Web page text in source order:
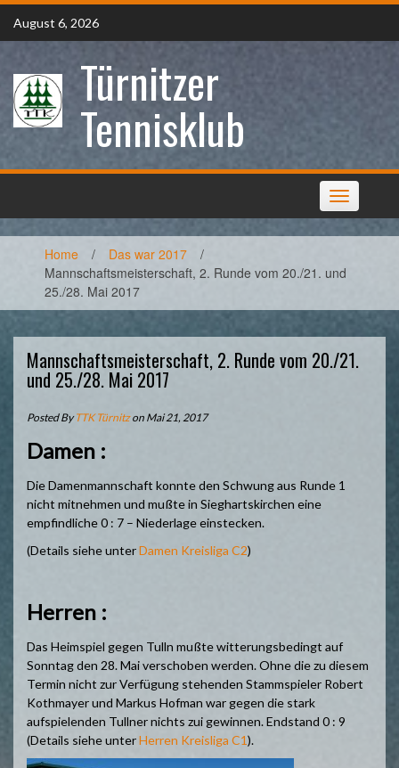
Skip
content
August 6, 2026
Türnitzer
Tennisklub
Toggle
navigation
Home / Das war 2017
/
Mannschaftsmeisterschaft, 2. Runde vom 20./21. und
25./28. Mai 2017
Mannschaftsmeisterschaft, 2. Runde vom 20./21.
und 25./28. Mai 2017
Posted ByTTK Türnitzon Mai 21, 2017
Damen :
Die Damenmannschaft konnte den Schwung aus Runde 1
nicht mitnehmen und mußte in Sieghartskirchen eine
empfindliche 0 : 7 – Niederlage einstecken.
(Details siehe unterDamen Kreisliga C2)
Herren :
Das Heimspiel gegen Tulln mußte witterungsbedingt auf
Sonntag den 28. Mai verschoben werden. Ohne die zu diesem
Termin nicht zur Verfügung stehenden Stammspieler Robert
Kothmayer und Markus Hofman war gegen die stark
aufspielenden Tullner nichts zui gewinnen. Endstand 0 : 9
(Details siehe unterHerren Kreisliga C1).